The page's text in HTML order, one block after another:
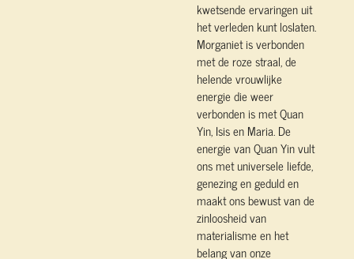
kwetsende ervaringen uit
het verleden kunt loslaten.
Morganiet is verbonden
met de roze straal, de
helende vrouwlijke
energie die weer
verbonden is met Quan
Yin, Isis en Maria. De
energie van Quan Yin vult
ons met universele liefde,
genezing en geduld en
maakt ons bewust van de
zinloosheid van
materialisme en het
belang van onze